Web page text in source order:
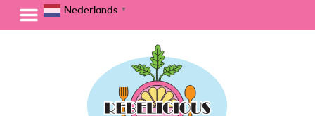
Nederlands ▼